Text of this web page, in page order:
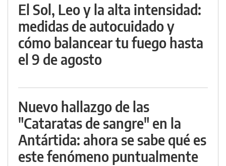
El Sol, Leo y la alta intensidad:
medidas de autocuidado y
cómo balancear tu fuego hasta
el 9 de agosto
Nuevo hallazgo de las
"Cataratas de sangre" en la
Antártida: ahora se sabe qué es
este fenómeno puntualmente